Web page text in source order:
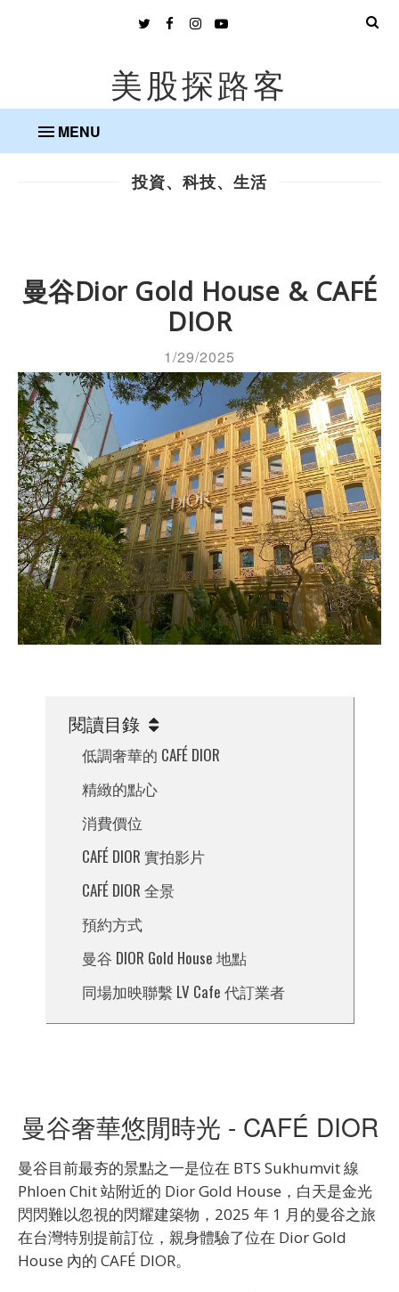
美股探路客
MENU
投資、科技、生活
曼谷Dior Gold House & CAFÉ
DIOR
1/29/2025
閱讀目錄
低調奢華的 CAFÉ DIOR
精緻的點心
消費價位
CAFÉ DIOR 實拍影片
CAFÉ DIOR 全景
預約方式
曼谷 DIOR Gold House 地點
同場加映聯繫 LV Cafe 代訂業者
曼谷奢華悠閒時光 - CAFÉ DIOR
曼谷目前最夯的景點之一是位在 BTS Sukhumvit 線
Phloen Chit 站附近的 Dior Gold House，白天是金光
閃閃難以忽視的閃耀建築物，2025 年 1 月的曼谷之旅
在台灣特別提前訂位，親身體驗了位在 Dior Gold
House 內的 CAFÉ DIOR。